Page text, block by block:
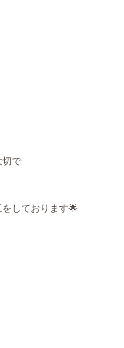
切で
しております🌟